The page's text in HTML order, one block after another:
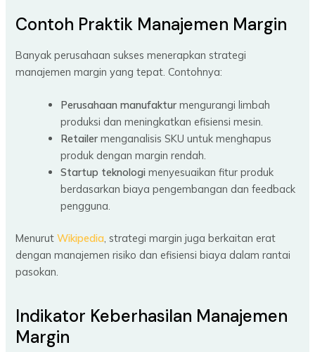
Contoh Praktik Manajemen Margin
Banyak perusahaan sukses menerapkan strategi
manajemen margin yang tepat. Contohnya:
Perusahaan manufaktur mengurangi limbah
produksi dan meningkatkan efisiensi mesin.
Retailer menganalisis SKU untuk menghapus
produk dengan margin rendah.
Startup teknologi menyesuaikan fitur produk
berdasarkan biaya pengembangan dan feedback
pengguna.
MenurutWikipedia, strategi margin juga berkaitan erat
dengan manajemen risiko dan efisiensi biaya dalam rantai
pasokan.
Indikator Keberhasilan Manajemen
Margin